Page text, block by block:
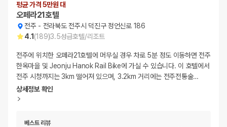
평균 가격 5만원 대
오페라21호텔
전주 - 전라북도 전주시 덕진구 정언신로 186
4.1 (189)3.5성급호텔/리조트
전주에 위치한 오페라21호텔에 머무실 경우 차로 5분 정도 이동하면 전주
한옥마을 및 Jeonju Hanok Rail Bike에 가실 수 있습니다. 이 호텔에서
전주 시청까지는 3km 떨어져 있으며, 3.2km 거리에는 전주전통술…
상세정보 확인
베스트 리뷰